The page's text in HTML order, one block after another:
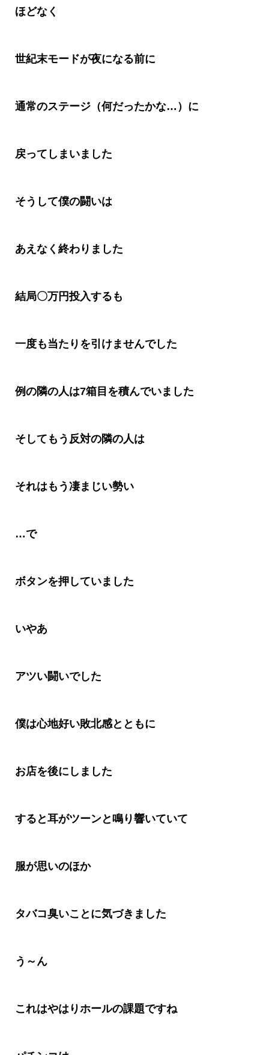
ほどなく
世紀末モードが夜になる前に
通常のステージ（何だったかな… ）に
戻ってしまいました
そうして僕の闘いは
あえなく終わりました
結局〇万円投入するも
一度も当たりを引けませんでした
例の隣の人は7箱目を積んでいました
そしてもう反対の隣の人は
それはもう凄まじい勢い
…で
ボタンを押していました
いやあ
アツい闘いでした
僕は心地好い敗北感とともに
お店を後にしました
すると耳がツーンと鳴り響いていて
服が思いのほか
タバコ臭いことに気づきました
う～ん
これはやはりホールの課題ですね